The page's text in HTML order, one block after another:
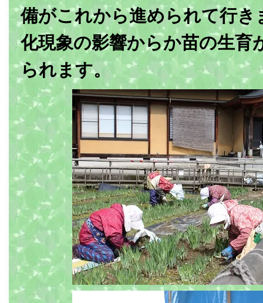
備がこれから進められて行き
化現象の影響からか苗の生育
られます。